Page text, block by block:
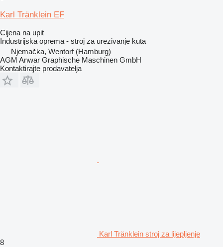
Karl Tränklein EF
Cijena na upit
Industrijska oprema - stroj za urezivanje kuta
Njemačka, Wentorf (Hamburg)
AGM Anwar Graphische Maschinen GmbH
Kontaktirajte prodavatelja
Karl Tränklein stroj za lijepljenje
8